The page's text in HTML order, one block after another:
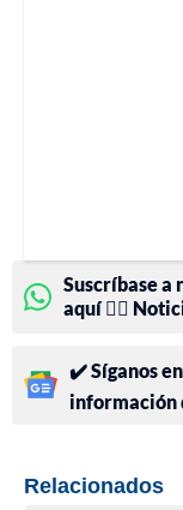
Suscríbase a
aquí 👉🏻
✔️ Síganos
información
Relacionados